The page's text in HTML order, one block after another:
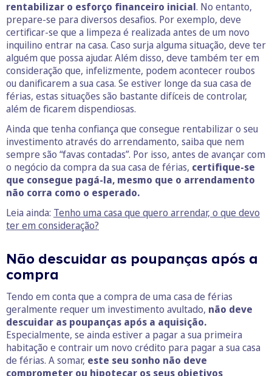
rentabilizar o esforço financeiro inicial. No entanto,
prepare-se para diversos desafios. Por exemplo, deve
certificar-se que a limpeza é realizada antes de um novo
inquilino entrar na casa. Caso surja alguma situação, deve ter
alguém que possa ajudar. Além disso, deve também ter em
consideração que, infelizmente, podem acontecer roubos
ou danificarem a sua casa. Se estiver longe da sua casa de
férias, estas situações são bastante difíceis de controlar,
além de ficarem dispendiosas.
Ainda que tenha confiança que consegue rentabilizar o seu
investimento através do arrendamento, saiba que nem
sempre são “favas contadas”. Por isso, antes de avançar com
o negócio da compra da sua casa de férias, certifique-se
que consegue pagá-la, mesmo que o arrendamento
não corra como o esperado.
Leia ainda: Tenho uma casa que quero arrendar, o que devo
ter em consideração?
Não descuidar as poupanças após a
compra
Tendo em conta que a compra de uma casa de férias
geralmente requer um investimento avultado, não deve
descuidar as poupanças após a aquisição.
Especialmente, se ainda estiver a pagar a sua primeira
habitação e contrair um novo crédito para pagar a sua casa
de férias. A somar, este seu sonho não deve
comprometer ou hipotecar os seus objetivos